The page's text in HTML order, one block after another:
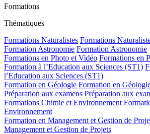
Formations
Thématiques
Formations Naturalistes Formations
Formation Astronomie Formation Astronomie
Formations en Photo et Vidéo Formations en
Formation à l’Education aux Sciences (ST1)
l’Education aux Sciences (ST1)
Formation en Géologie Formation en
Préparation aux examens Préparation aux
Formations Chimie et Environnement
Environnement
Formation en Management et Gestion de
Management et Gestion de Projets